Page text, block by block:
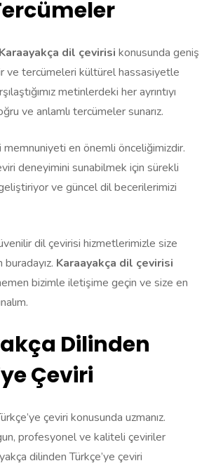
Karaayakça dil çevirisi konusunda geniş
ve tercümeleri kültürel hassasiyetle
metinlerdeki her ayrıntıyı
ve anlamlı tercümeler sunarız.
memnuniyeti en önemli önceliğimizdir.
deneyimini sunabilmek için sürekli
ve güncel dil becerilerimizi
dil çevirisi hizmetlerimizle size
Karaayakça dil çevirisi
bizimle iletişime geçin ve size en
Dilinden
Çeviri
çeviri konusunda uzmanız.
profesyonel ve kaliteli çeviriler
dilinden Türkçe’ye çeviri